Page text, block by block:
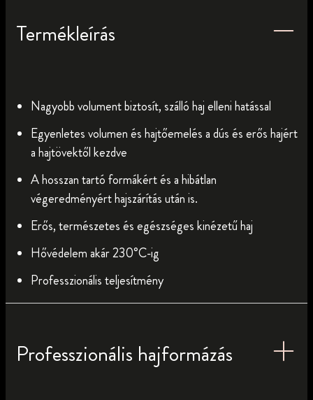
Termékleírás
Nagyobb volument biztosít, szálló haj elleni hatással
Egyenletes volumen és hajtőemelés a dús és erős hajért
a hajtövektől kezdve
A hosszan tartó formákért és a hibátlan
végeredményért hajszárítás után is.
Erős, természetes és egészséges kinézetű haj
Hővédelem akár 230°C-ig
Professzionális teljesítmény
Professzionális hajformázás